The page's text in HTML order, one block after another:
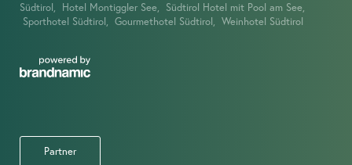
Südtirol, Hotel Montiggler See, Südtirol Hotel mit Pool am See,
Sporthotel Südtirol, Gourmethotel Südtirol, Weinhotel Südtirol
Partner